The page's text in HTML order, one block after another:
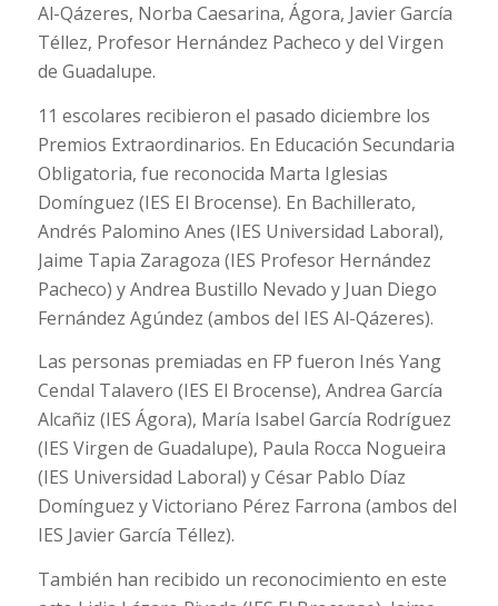
Al-Qázeres, Norba Caesarina, Ágora, Javier García
Téllez, Profesor Hernández Pacheco y del Virgen
de Guadalupe.
11 escolares recibieron el pasado diciembre los
Premios Extraordinarios. En Educación Secundaria
Obligatoria, fue reconocida Marta Iglesias
Domínguez (IES El Brocense). En Bachillerato,
Andrés Palomino Anes (IES Universidad Laboral),
Jaime Tapia Zaragoza (IES Profesor Hernández
Pacheco) y Andrea Bustillo Nevado y Juan Diego
Fernández Agúndez (ambos del IES Al-Qázeres).
Las personas premiadas en FP fueron Inés Yang
Cendal Talavero (IES El Brocense), Andrea García
Alcañiz (IES Ágora), María Isabel García Rodríguez
(IES Virgen de Guadalupe), Paula Rocca Nogueira
(IES Universidad Laboral) y César Pablo Díaz
Domínguez y Victoriano Pérez Farrona (ambos del
IES Javier García Téllez).
También han recibido un reconocimiento en este